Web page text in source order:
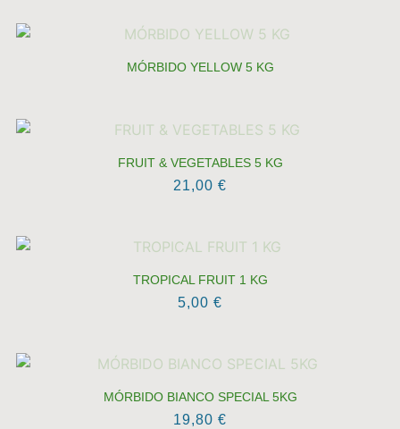
MÓRBIDO YELLOW 5 KG
FRUIT & VEGETABLES 5 KG
21,00 €
TROPICAL FRUIT 1 KG
5,00 €
MÓRBIDO BIANCO SPECIAL 5KG
19,80 €